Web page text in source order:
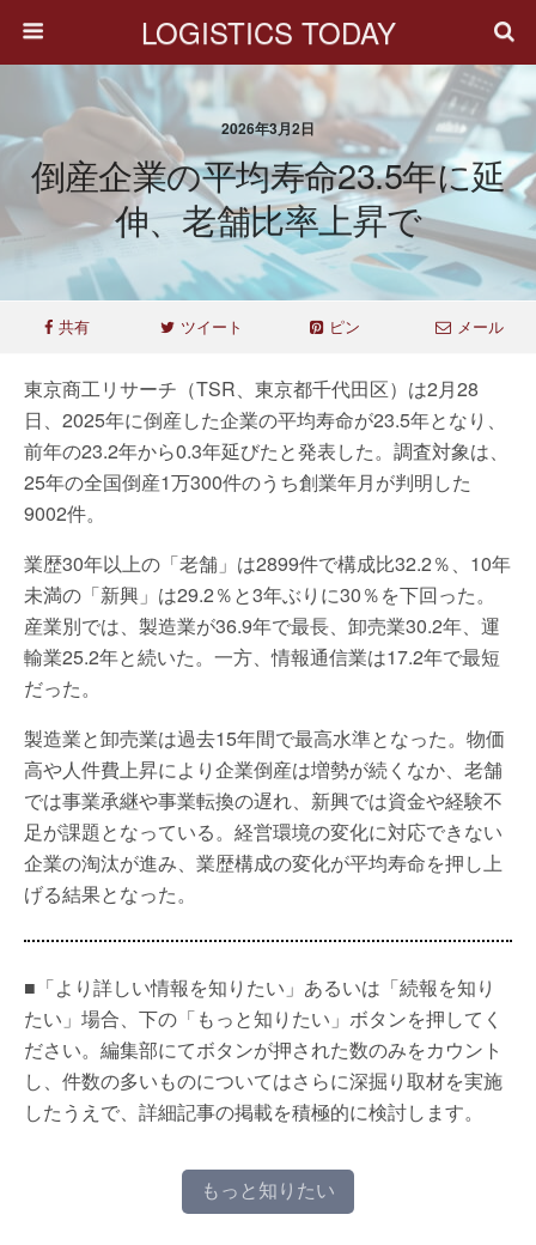
LOGISTICS TODAY
2026年3月2日
倒産企業の平均寿命23.5年に延
伸、老舗比率上昇で
共有 ツイート ピン メール
東京商工リサーチ（TSR、東京都千代田区）は2月28
日、2025年に倒産した企業の平均寿命が23.5年となり、
前年の23.2年から0.3年延びたと発表した。調査対象は、
25年の全国倒産1万300件のうち創業年月が判明した
9002件。
業歴30年以上の「老舗」は2899件で構成比32.2％、10年
未満の「新興」は29.2％と3年ぶりに30％を下回った。
産業別では、製造業が36.9年で最長、卸売業30.2年、運
輸業25.2年と続いた。一方、情報通信業は17.2年で最短
だった。
製造業と卸売業は過去15年間で最高水準となった。物価
高や人件費上昇により企業倒産は増勢が続くなか、老舗
では事業承継や事業転換の遅れ、新興では資金や経験不
足が課題となっている。経営環境の変化に対応できない
企業の淘汰が進み、業歴構成の変化が平均寿命を押し上
げる結果となった。
■「より詳しい情報を知りたい」あるいは「続報を知り
たい」場合、下の「もっと知りたい」ボタンを押してく
ださい。編集部にてボタンが押された数のみをカウント
し、件数の多いものについてはさらに深掘り取材を実施
したうえで、詳細記事の掲載を積極的に検討します。
もっと知りたい